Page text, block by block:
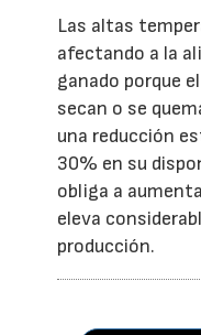
Las altas
afectando a la
ganado porque
secan o se
una reducción
30% en su
obliga a
eleva
producción.